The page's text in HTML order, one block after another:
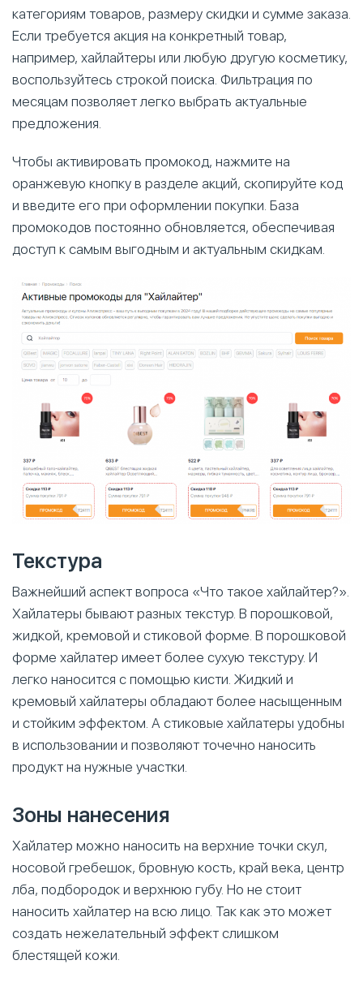
категориям товаров, размеру скидки и сумме заказа.
Если требуется акция на конкретный товар,
например, хайлайтеры или любую другую косметику,
воспользуйтесь строкой поиска. Фильтрация по
месяцам позволяет легко выбрать актуальные
предложения.
Чтобы активировать промокод, нажмите на
оранжевую кнопку в разделе акций, скопируйте код
и введите его при оформлении покупки. База
промокодов постоянно обновляется, обеспечивая
доступ к самым выгодным и актуальным скидкам.
Текстура
Важнейший аспект вопроса «Что такое хайлайтер?».
Хайлатеры бывают разных текстур. В порошковой,
жидкой, кремовой и стиковой форме. В порошковой
форме хайлатер имеет более сухую текстуру. И
легко наносится с помощью кисти. Жидкий и
кремовый хайлатеры обладают более насыщенным
и стойким эффектом. А стиковые хайлатеры удобны
в использовании и позволяют точечно наносить
продукт на нужные участки.
Зоны нанесения
Хайлатер можно наносить на верхние точки скул,
носовой гребешок, бровную кость, край века, центр
лба, подбородок и верхнюю губу. Но не стоит
наносить хайлатер на всю лицо. Так как это может
создать нежелательный эффект слишком
блестящей кожи.